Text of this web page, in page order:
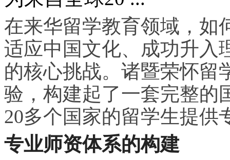
在来华留学教育领域，如
适应中国文化、成功升入
的核心挑战。诸暨荣怀留
验，构建起了一套完整的
20多个国家的留学生提供
专业师资体系的构建